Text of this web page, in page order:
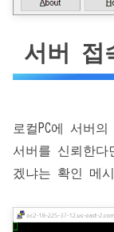
서버 접
로컬PC에 서버
서버를 신뢰한다
겠냐는 확인 메